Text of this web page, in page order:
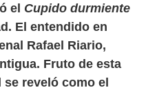
el Cupido durmiente
El entendido en
Rafael Riario,
Fruto de esta
reveló como el